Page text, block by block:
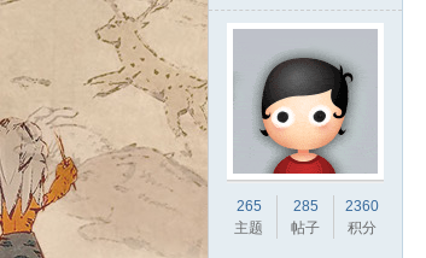
265
主题
285
帖子
2360
积分